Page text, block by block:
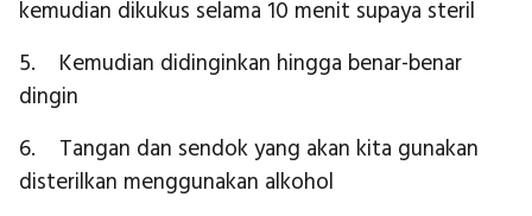
kemudian dikukus selama 10 menit supaya steril
5. Kemudian didinginkan hingga benar-benar
dingin
6. Tangan dan sendok yang akan kita gunakan
disterilkan menggunakan alkohol